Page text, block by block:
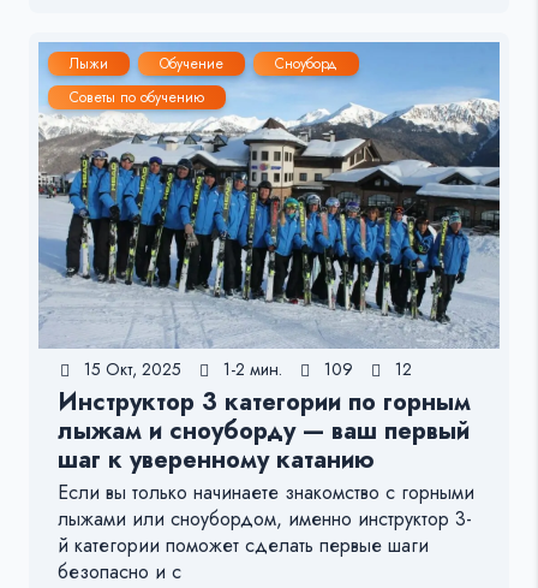
Лыжи Обучение
Сноуборд
Советы по обучению
15 Окт, 2025 1-2 мин. 109 12
Инструктор 3 категории по горным
лыжам и сноуборду — ваш первый
шаг к уверенному катанию
Если вы только начинаете знакомство с горными
лыжами или сноубордом, именно инструктор 3-
й категории поможет сделать первые шаги
безопасно и с